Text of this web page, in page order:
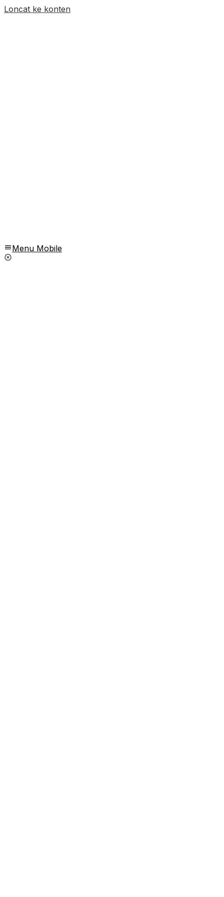
Loncat ke konten
Menu Mobile